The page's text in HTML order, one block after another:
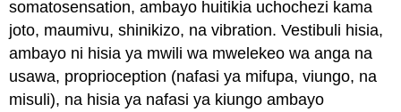
somatosensation, ambayo huitikia uchochezi kama
joto, maumivu, shinikizo, na vibration.Vestibuli hisia,
ambayo ni hisia ya mwili wa mwelekeo wa anga na
usawa, proprioception (nafasi ya mifupa, viungo, na
misuli), na hisia ya nafasi ya kiungo ambayo